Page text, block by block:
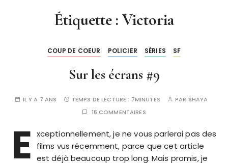
Étiquette : Victoria
COUP DE COEUR POLICIER SÉRIES SF
Sur les écrans #9
IL Y A 7 ANS TEMPS DE LECTURE : 7MINUTES PAR SHAYA
16 COMMENTAIRES
E xceptionnellement, je ne vous parlerai pas des
films vus récemment, parce que cet article
est déjà beaucoup trop long. Mais promis, je